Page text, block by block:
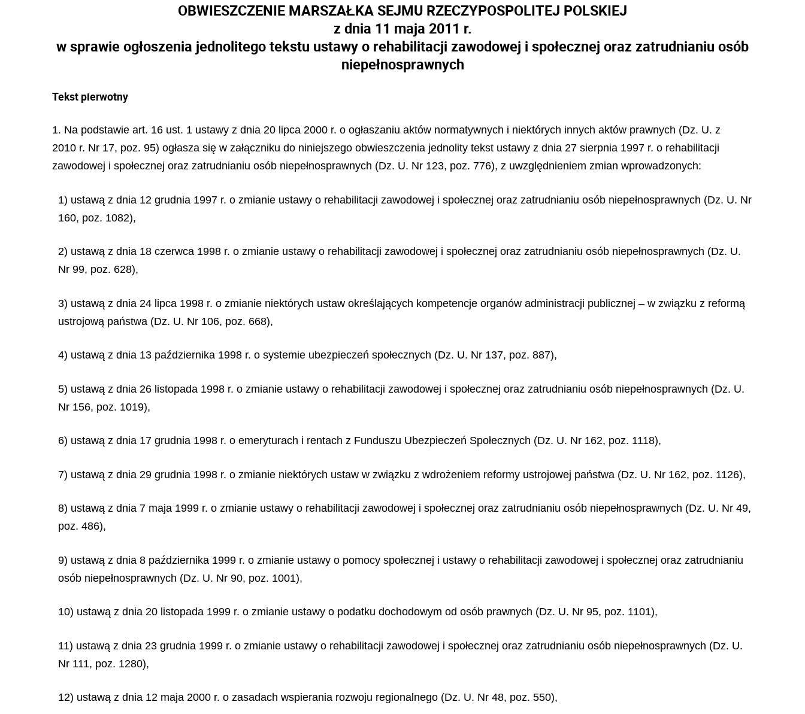
OBWIESZCZENIE MARSZAŁKA SEJMU RZECZYPOSPOLITEJ POLSKIEJ
z dnia 11 maja 2011 r.
w sprawie ogłoszenia jednolitego tekstu ustawy o rehabilitacji zawodowej i społecznej oraz zatrudnianiu osób
niepełnosprawnych
Tekst pierwotny
1. Na podstawie art. 16 ust. 1 ustawy z dnia 20 lipca 2000 r. o ogłaszaniu aktów normatywnych i niektórych innych aktów prawnych (Dz. U. z
2010 r. Nr 17, poz. 95) ogłasza się w załączniku do niniejszego obwieszczenia jednolity tekst ustawy z dnia 27 sierpnia 1997 r. o rehabilitacji
zawodowej i społecznej oraz zatrudnianiu osób niepełnosprawnych (Dz. U. Nr 123, poz. 776), z uwzględnieniem zmian wprowadzonych:
1) ustawą z dnia 12 grudnia 1997 r. o zmianie ustawy o rehabilitacji zawodowej i społecznej oraz zatrudnianiu osób niepełnosprawnych (Dz. U. Nr
160, poz. 1082),
2) ustawą z dnia 18 czerwca 1998 r. o zmianie ustawy o rehabilitacji zawodowej i społecznej oraz zatrudnianiu osób niepełnosprawnych (Dz. U.
Nr 99, poz. 628),
3) ustawą z dnia 24 lipca 1998 r. o zmianie niektórych ustaw określających kompetencje organów administracji publicznej – w związku z reformą
ustrojową państwa (Dz. U. Nr 106, poz. 668),
4) ustawą z dnia 13 października 1998 r. o systemie ubezpieczeń społecznych (Dz. U. Nr 137, poz. 887),
5) ustawą z dnia 26 listopada 1998 r. o zmianie ustawy o rehabilitacji zawodowej i społecznej oraz zatrudnianiu osób niepełnosprawnych (Dz. U.
Nr 156, poz. 1019),
6) ustawą z dnia 17 grudnia 1998 r. o emeryturach i rentach z Funduszu Ubezpieczeń Społecznych (Dz. U. Nr 162, poz. 1118),
7) ustawą z dnia 29 grudnia 1998 r. o zmianie niektórych ustaw w związku z wdrożeniem reformy ustrojowej państwa (Dz. U. Nr 162, poz. 1126),
8) ustawą z dnia 7 maja 1999 r. o zmianie ustawy o rehabilitacji zawodowej i społecznej oraz zatrudnianiu osób niepełnosprawnych (Dz. U. Nr 49,
poz. 486),
9) ustawą z dnia 8 października 1999 r. o zmianie ustawy o pomocy społecznej i ustawy o rehabilitacji zawodowej i społecznej oraz zatrudnianiu
osób niepełnosprawnych (Dz. U. Nr 90, poz. 1001),
10) ustawą z dnia 20 listopada 1999 r. o zmianie ustawy o podatku dochodowym od osób prawnych (Dz. U. Nr 95, poz. 1101),
11) ustawą z dnia 23 grudnia 1999 r. o zmianie ustawy o rehabilitacji zawodowej i społecznej oraz zatrudnianiu osób niepełnosprawnych (Dz. U.
Nr 111, poz. 1280),
12) ustawą z dnia 12 maja 2000 r. o zasadach wspierania rozwoju regionalnego (Dz. U. Nr 48, poz. 550),